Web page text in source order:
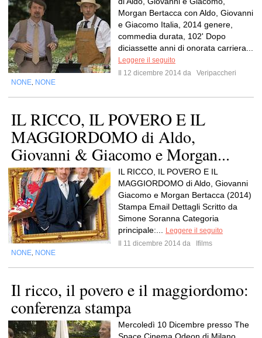
Morgan Bertacca con Aldo, Giovanni
e Giacomo Italia, 2014 genere,
commedia durata, 102' Dopo
diciassette anni di onorata carriera...
Leggere il seguito
Il 12 dicembre 2014 da
Veripaccheri
NONE NONE
IL RICCO, IL POVERO E IL
MAGGIORDOMO di Aldo,
Giovanni & Giacomo e Morgan...
IL RICCO, IL POVERO E IL
MAGGIORDOMO di Aldo, Giovanni
Giacomo e Morgan Bertacca (2014)
Stampa Email Dettagli Scritto da
Simone Soranna Categoria
principale:...
Leggere il seguito
Il 11 dicembre 2014 da
Ifilms
NONE NONE
Il ricco, il povero e il maggiordomo:
conferenza stampa
Mercoledì 10 Dicembre presso The